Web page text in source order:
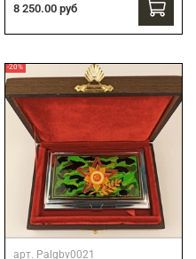
8 250.00 руб
-20%
арт. Palgbv0021